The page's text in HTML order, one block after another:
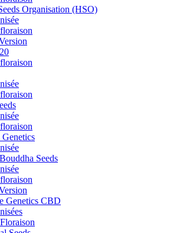
Organisation (HSO)
Seeds
Genetics CBD